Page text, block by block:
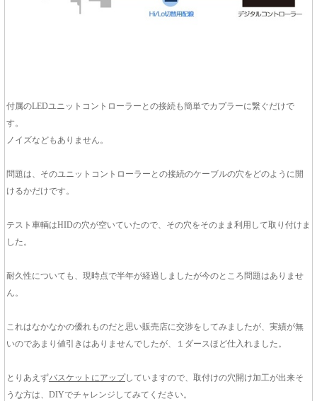
付属のLEDユニットコントローラーとの接続も簡単でカプラーに繋ぐだけで
す。
ノイズなどもありません。
問題は、そのユニットコントローラーとの接続のケーブルの穴をどのように開
けるかだけです。
テスト車輌はHIDの穴が空いていたので、その穴をそのまま利用して取り付けま
した。
耐久性についても、現時点で半年が経過しましたが今のところ問題はありませ
ん。
これはなかなかの優れものだと思い販売店に交渉をしてみましたが、実績が無
いのであまり値引きはありませんでしたが、１ダースほど仕入れました。
とりあえずバスケットにアップしていますので、取付けの穴開け加工が出来そ
うな方は、DIYでチャレンジしてみてください。